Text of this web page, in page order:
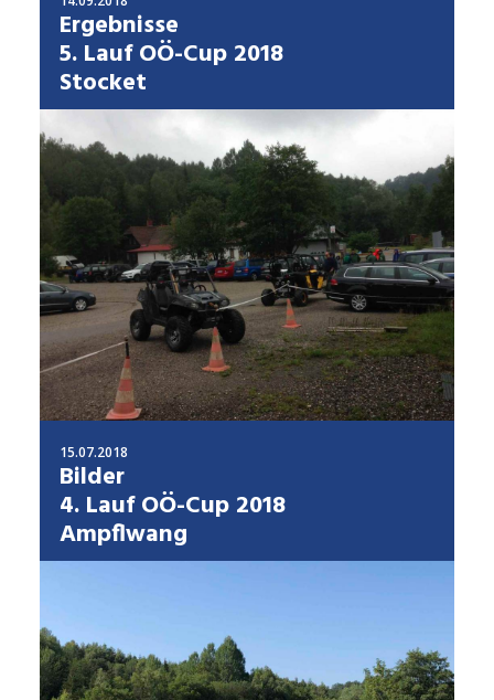
Ergebnisse
5. Lauf OÖ-Cup 2018
Stocket
15.07.2018
Bilder
4. Lauf OÖ-Cup 2018
Ampflwang